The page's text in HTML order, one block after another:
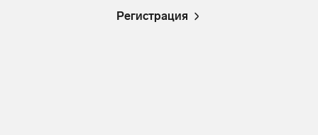
Регистрация